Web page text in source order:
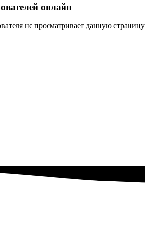
онлайн
не просматривает данную страницу